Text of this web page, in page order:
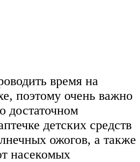
время на
поэтому очень важно
достаточном
детских средств
ожогов, а также
насекомых